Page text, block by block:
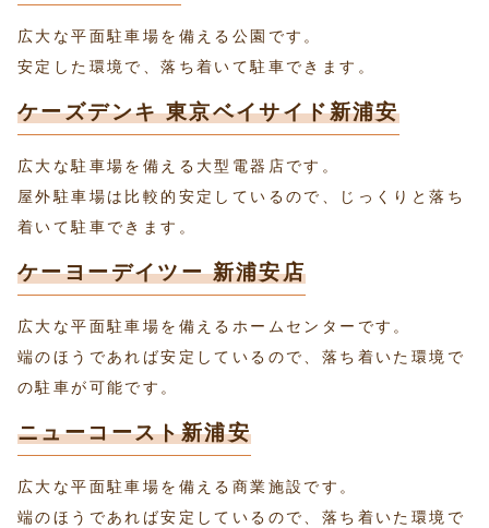
広大な平面駐車場を備える公園です。
安定した環境で、落ち着いて駐車できます。
ケーズデンキ 東京ベイサイド新浦安
広大な駐車場を備える大型電器店です。
屋外駐車場は比較的安定しているので、じっくりと落ち
着いて駐車できます。
ケーヨーデイツー 新浦安店
広大な平面駐車場を備えるホームセンターです。
端のほうであれば安定しているので、落ち着いた環境で
の駐車が可能です。
ニューコースト新浦安
広大な平面駐車場を備える商業施設です。
端のほうであれば安定しているので、落ち着いた環境で